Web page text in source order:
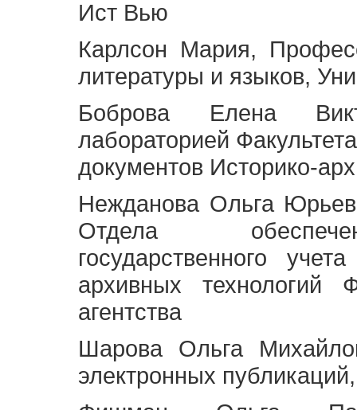
Ист Вью
Карлсон Мария,
литературы и языков,
Боброва Елена
лабораторией
документов Историко-
Нежданова Ольга
Отдела
государственного
архивных технологий
агентства
Шарова Ольга
электронных